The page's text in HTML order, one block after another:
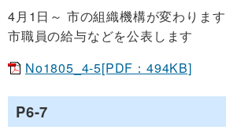
4月1日～ 市の組織機構が変わります
市職員の給与などを公表します
No1805_4-5[PDF：494KB]
P6-7